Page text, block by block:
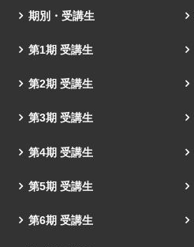
期別・受講生
第1期 受講生
第2期 受講生
第3期 受講生
第4期 受講生
第5期 受講生
第6期 受講生